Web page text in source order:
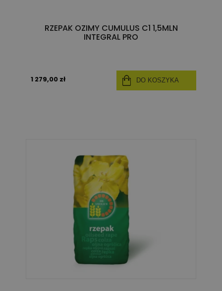
RZEPAK OZIMY CUMULUS C1 1,5MLN
INTEGRAL PRO
1 279,00 zł DO KOSZYKA